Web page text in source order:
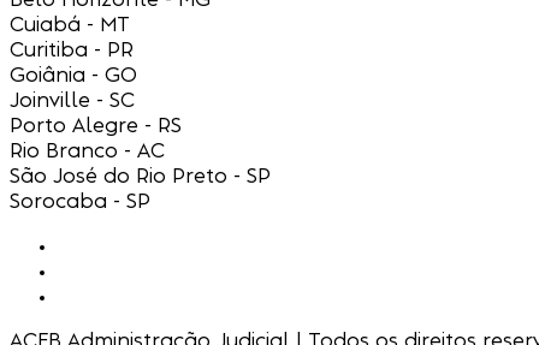
Cuiabá - MT
Curitiba - PR
Goiânia - GO
Joinville - SC
Porto Alegre - RS
Rio Branco - AC
São José do Rio Preto - SP
Sorocaba - SP